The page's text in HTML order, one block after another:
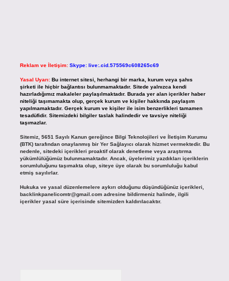
Reklam ve İletişim: Skype: live:.cid.575569c608265c69
Yasal Uyarı: Bu internet sitesi, herhangi bir marka, kurum veya şahıs
şirketi ile hiçbir bağlantısı bulunmamaktadır. Sitede yalnızca kendi
hazırladığımız makaleler paylaşılmaktadır. Burada yer alan içerikler haber
niteliği taşımamakta olup, gerçek kurum ve kişiler hakkında paylaşım
yapılmamaktadır. Gerçek kurum ve kişiler ile isim benzerlikleri tamamen
tesadüfidir. Sitemizdeki bilgiler taslak halindedir ve tavsiye niteliği
taşımazlar.
Sitemiz, 5651 Sayılı Kanun gereğince Bilgi Teknolojileri ve İletişim Kurumu
(BTK) tarafından onaylanmış bir Yer Sağlayıcı olarak hizmet vermektedir. Bu
nedenle, sitedeki içerikleri proaktif olarak denetleme veya araştırma
yükümlülüğümüz bulunmamaktadır. Ancak, üyelerimiz yazdıkları içeriklerin
sorumluluğunu taşımakta olup, siteye üye olarak bu sorumluluğu kabul
etmiş sayılırlar.
Hukuka ve yasal düzenlemelere aykırı olduğunu düşündüğünüz içerikleri,
backlinkpanelicomtr@gmail.comadresine bildirmeniz halinde, ilgili
içerikler yasal süre içerisinde sitemizden kaldırılacaktır.